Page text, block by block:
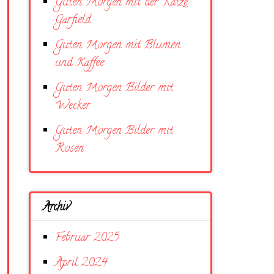
Garfield
Guten Morgen mit Blumen
und Kaffee
Guten Morgen Bilder mit
Wecker
Guten Morgen Bilder mit
Rosen
Archiv
Februar 2025
April 2024